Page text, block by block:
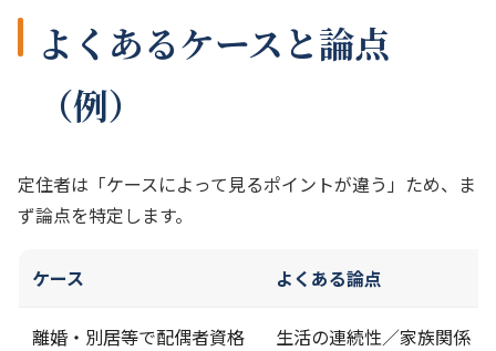
よくあるケースと論点
（例）
定住者は「ケースによって見るポイントが違う」ため、ま
ず論点を特定します。
ケース よくある論点
離婚・別居等で配偶者資格
生活の連続性／家族関係